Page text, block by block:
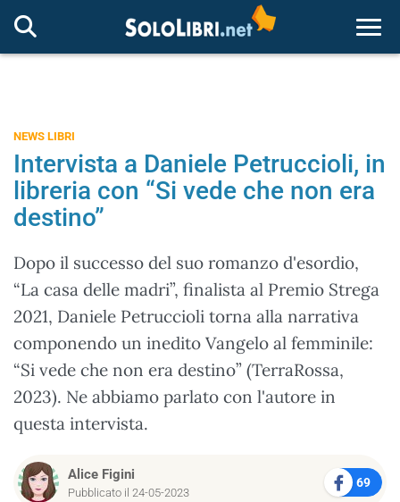
NEWS LIBRI
Intervista a Daniele Petruccioli, in
libreria con “Si vede che non era
destino”
Dopo il successo del suo romanzo d'esordio,
“La casa delle madri”, finalista al Premio Strega
2021, Daniele Petruccioli torna alla narrativa
componendo un inedito Vangelo al femminile:
“Si vede che non era destino” (TerraRossa,
2023). Ne abbiamo parlato con l'autore in
questa intervista.
Alice Figini
Pubblicato il 24-05-2023
69